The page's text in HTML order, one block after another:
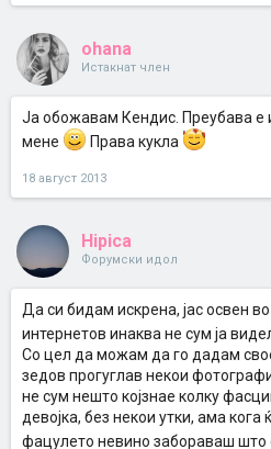
ohana
Истакнат член
Ја обожавам Кендис. Преубава е
мене
Права кукла
18 август 2013
Hipica
Форумски идол
Да си бидам искрена, јас освен
интернетов инаква не сум ја
Со цел да можам да го дадам
зедов прогуглав некои
не сум нешто којзнае колку
девојка, без некои утки, ама кога
фацулето невино забораваш што